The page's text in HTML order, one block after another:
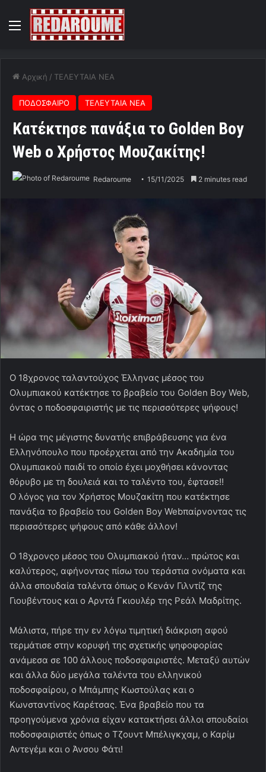
Menu
Αρχική / ΤΕΛΕΥΤΑΙΑ ΝΕΑ
ΠΟΔΟΣΦΑΙΡΟ ΤΕΛΕΥΤΑΙΑ ΝΕΑ
Κατέκτησε πανάξια το Golden Boy
Web ο Χρήστος Μουζακίτης!
Redaroume 15/11/2025 2 minutes read
Ο 18χρονος ταλαντούχος Έλληνας μέσος του
Ολυμπιακού κατέκτησε το βραβείο του Golden Boy Web,
όντας ο ποδοσφαιριστής με τις περισσότερες ψήφους!
Η ώρα της μέγιστης δυνατής επιβράβευσης για ένα
Ελληνόπουλο που προέρχεται από την Ακαδημία του
Ολυμπιακού παιδί το οποίο έχει μοχθήσει κάνοντας
θόρυβο με τη δουλειά και το ταλέντο του, έφτασε!!
Ο λόγος για τον Χρήστος Μουζακίτη που κατέκτησε
πανάξια το βραβείο του Golden Boy Webπαίρνοντας τις
περισσότερες ψήφους από κάθε άλλον!
Ο 18χρονςο μέσος του Ολυμπιακού ήταν… πρώτος και
καλύτερος, αφήνοντας πίσω του τεράστια ονόματα και
άλλα σπουδαία ταλέντα όπως ο Κενάν Γιλντίζ της
Γιουβέντους και ο Αρντά Γκιουλέρ της Ρεάλ Μαδρίτης.
Μάλιστα, πήρε την εν λόγω τιμητική διάκριση αφού
τερμάτισε στην κορυφή της σχετικής ψηφοφορίας
ανάμεσα σε 100 άλλους ποδοσφαιριστές. Μεταξύ αυτών
και άλλα δύο μεγάλα ταλέντα του ελληνικού
ποδοσφαίρου, ο Μπάμπης Κωστούλας και ο
Κωνσταντίνος Καρέτσας. Ένα βραβείο που τα
προηγούμενα χρόνια είχαν κατακτήσει άλλοι σπουδαίοι
ποδοσφαιριστές όπως ο Τζουντ Μπέλιγκχαμ, ο Καρίμ
Αντεγέμι και ο Άνσου Φάτι!